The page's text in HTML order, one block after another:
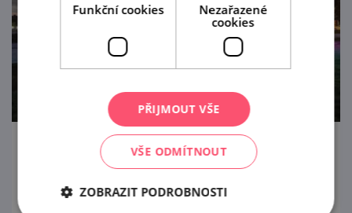
Scalní letňák: Janáček
1. 7. — 31. 8. '26
Funkční cookies
Nezařazené
cookies
PŘIJMOUT VŠE
VŠE ODMÍTNOUT
ZOBRAZIT PODROBNOSTI